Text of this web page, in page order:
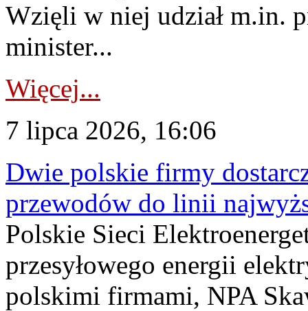
Wzięli w niej udział m.in.
minister...
Więcej...
7 lipca 2026, 16:06
Dwie polskie firmy
przewodów do linii
Polskie Sieci
przesyłowego energii
polskimi firmami, NPA